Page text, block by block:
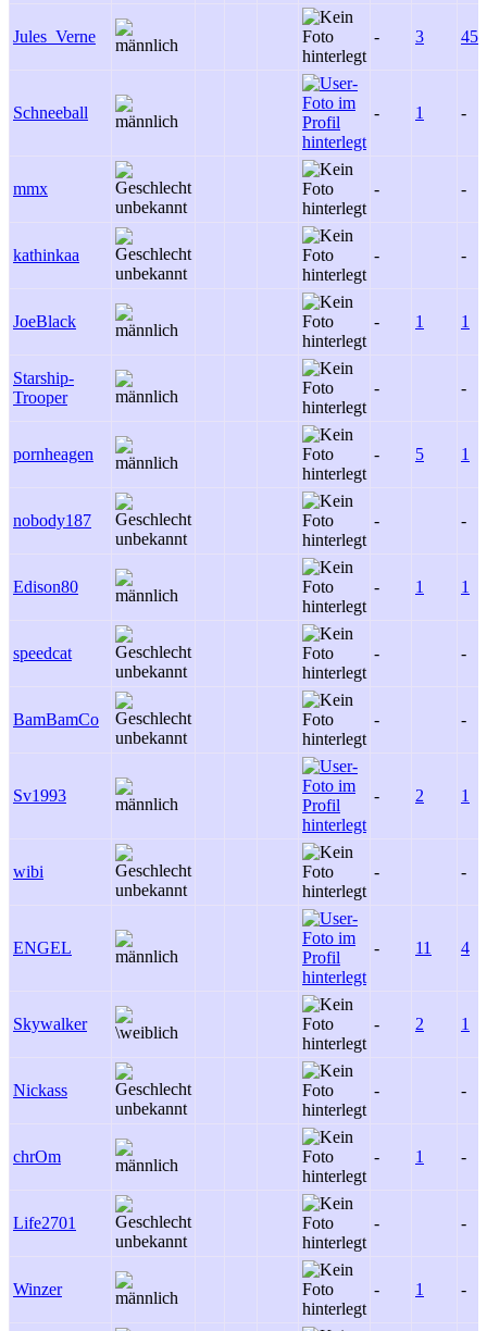
Jules_Verne - 3 45
Schneeball - 1 -
mmx - -
kathinkaa - -
JoeBlack - 1 1
Starship-
Trooper
- -
pornheagen - 5 1
nobody187 - -
Edison80 - 1 1
speedcat - -
BamBamCo - -
Sv1993 - 2 1
wibi - -
ENGEL - 11 4
Skywalker - 2 1
Nickass - -
chrOm - 1 -
Life2701 - -
Winzer - 1 -